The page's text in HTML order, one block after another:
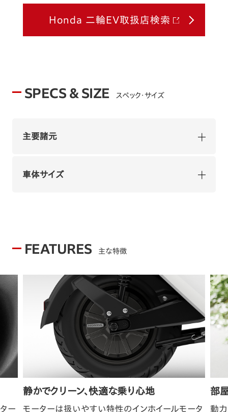
Honda 二輪EV取扱店検索
SPECS & SIZE スペック・サイズ
主要諸元
車体サイズ
FEATURES 主な特徴
ー
静かでクリーン、快適な乗り心地
モーターは扱いやすい特性のインホイールモータ
部
動